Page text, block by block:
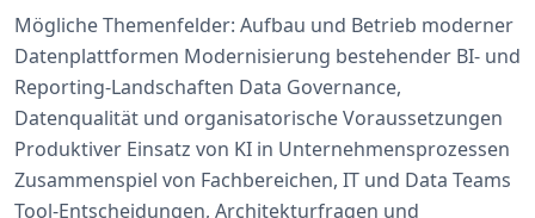
Mögliche Themenfelder: Aufbau und Betrieb moderner
Datenplattformen Modernisierung bestehender BI- und
Reporting-Landschaften Data Governance,
Datenqualität und organisatorische Voraussetzungen
Produktiver Einsatz von KI in Unternehmensprozessen
Zusammenspiel von Fachbereichen, IT und Data Teams
Tool-Entscheidungen, Architekturfragen und